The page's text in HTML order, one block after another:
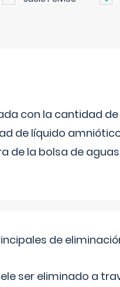
con la cantidad
de líquido
de la bolsa de
de
ser eliminado a